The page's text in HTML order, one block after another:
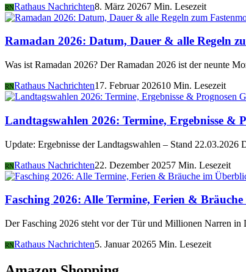
RNRathaus Nachrichten8. März 20267 Min. Lesezeit
Ramadan 2026: Datum, Dauer & alle Regeln
Was ist Ramadan 2026? Der Ramadan 2026 ist der neunte
RNRathaus Nachrichten17. Februar 202610 Min. Lesezeit
Landtagswahlen 2026: Termine, Ergebnisse &
Update: Ergebnisse der Landtagswahlen – Stand
RNRathaus Nachrichten22. Dezember 20257 Min. Lesezeit
Fasching 2026: Alle Termine, Ferien &
Der Fasching 2026 steht vor der Tür und Millionen Narren
RNRathaus Nachrichten5. Januar 20265 Min. Lesezeit